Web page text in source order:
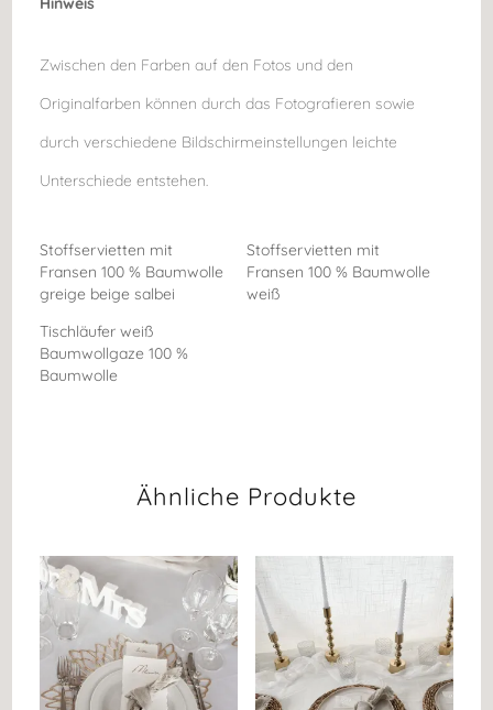
Zwischen den Farben auf den Fotos und den
Originalfarben können durch das Fotografieren sowie
durch verschiedene Bildschirmeinstellungen leichte
Unterschiede entstehen.
Stoffservietten mit
Fransen 100 % Baumwolle
greige beige salbei
Stoffservietten mit
Fransen 100 % Baumwolle
weiß
Tischläufer weiß
Baumwollgaze 100 %
Baumwolle
Ähnliche Produkte